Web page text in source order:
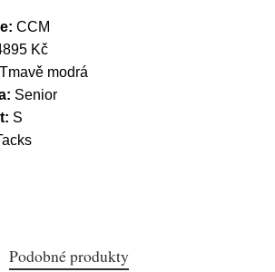
CCM
Kč
Tmavě modrá
Senior
S
Podobné produkty